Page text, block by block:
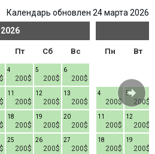
Календарь обновлен 24 марта 2026
2026
Пт Сб Вс
200$
4
200$
5
200$
6
200$
11
200$
12
200$
13
200$
18
200$
19
200$
20
200$
25
200$
26
200$
27
Пн Вт
200$
4
200$
5
200$
11
200$
12
200$
18
200$
19